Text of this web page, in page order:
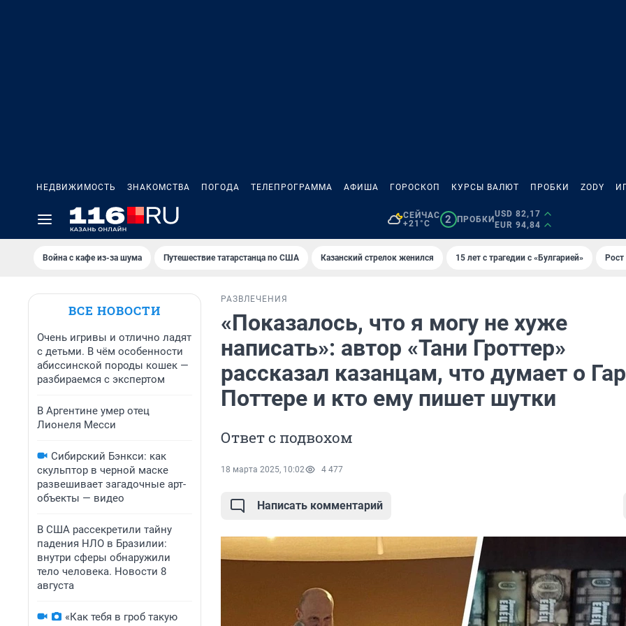
НЕДВИЖИМОСТЬ ЗНАКОМСТВА ПОГОДА ТЕЛЕПРОГРАММА АФИША ГОРОСКОП КУРСЫ ВАЛЮТ ПРОБКИ ZODY
СЕЙЧАС
+21°C
2 ПРОБКИ
USD 82,17
EUR 94,84
Война с кафе из-за шума Путешествие татарстанца по США Казанский стрелок женился 15 лет с трагедии с «Булгарией»
ВСЕ НОВОСТИ
Очень игривы и отлично ладят
с детьми. В чём особенности
абиссинской породы кошек —
разбираемся с экспертом
В Аргентине умер отец
Лионеля Месси
Сибирский Бэнкси: как
скульптор в черной маске
развешивает загадочные арт-
объекты — видео
В США рассекретили тайну
падения НЛО в Бразилии:
внутри сферы обнаружили
тело человека. Новости 8
августа
«Как тебя в гроб такую
РАЗВЛЕЧЕНИЯ
«Показалось, что я могу не хуже
написать»: автор «Тани Гроттер»
рассказал казанцам, что думает о
Поттере и кто ему пишет шутки
Ответ с подвохом
18 марта 2025, 10:02 4 477
Написать комментарий